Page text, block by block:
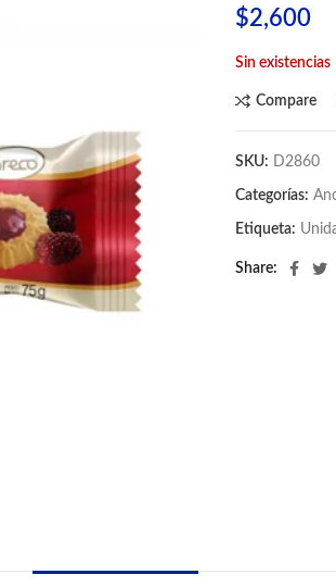
$2,600
Sin existencias
Compare
SKU: D2860
Categorías:
Etiqueta:
Share